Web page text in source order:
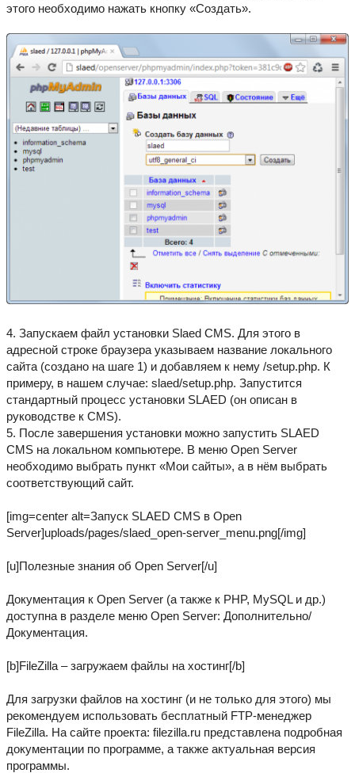
этого необходимо нажать кнопку «Создать».
4. Запускаем файл установки Slaed CMS. Для этого в
адресной строке браузера указываем название локального
сайта (создано на шаге 1) и добавляем к нему /setup.php. К
примеру, в нашем случае: slaed/setup.php. Запустится
стандартный процесс установки SLAED (он описан в
руководстве к CMS).
5. После завершения установки можно запустить SLAED
CMS на локальном компьютере. В меню Open Server
необходимо выбрать пункт «Мои сайты», а в нём выбрать
соответствующий сайт.
[img=center alt=Запуск SLAED CMS в Open
Server]uploads/pages/slaed_open-server_menu.png[/img]
[u]Полезные знания об Open Server[/u]
Документация к Open Server (а также к PHP, MySQL и др.)
доступна в разделе меню Open Server: Дополнительно/
Документация.
[b]FileZilla – загружаем файлы на хостинг[/b]
Для загрузки файлов на хостинг (и не только для этого) мы
рекомендуем использовать бесплатный FTP-менеджер
FileZilla. На сайте проекта: filezilla.ru представлена подробная
документации по программе, а также актуальная версия
программы.